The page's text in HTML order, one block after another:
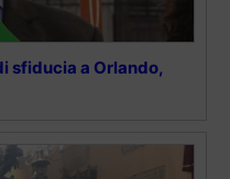
sfiducia a Orlando,